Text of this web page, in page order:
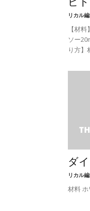
リカル
【材
ソー
り方
ダ
リカル
材料